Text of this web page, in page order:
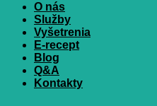
O nás
Služby
Vyšetrenia
E-recept
Blog
Q&A
Kontakty